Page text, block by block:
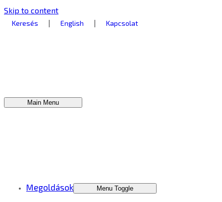
Skip to content
Keresés | English | Kapcsolat
Main Menu
Megoldások Menu Toggle